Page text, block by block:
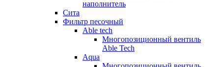
наполнитель
Сита
Фильтр песочный
Able tech
Многопозиционный вентиль
Able Tech
Aqua